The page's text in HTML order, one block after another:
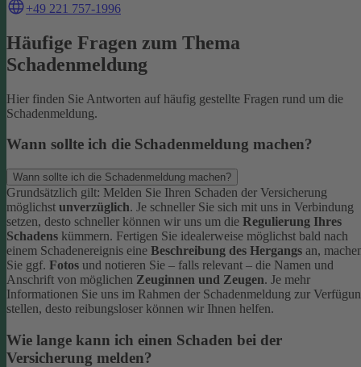
+49 221 757-1996
Häufige Fragen zum Thema
Schadenmeldung
Hier finden Sie Antworten auf häufig gestellte Fragen rund um die
Schadenmeldung.
Wann sollte ich die Schadenmeldung machen?
Wann sollte ich die Schadenmeldung machen?
Grundsätzlich gilt: Melden Sie Ihren Schaden der Versicherung
möglichst unverzüglich. Je schneller Sie sich mit uns in Verbindung
setzen, desto schneller können wir uns um die Regulierung Ihres
Schadens kümmern. Fertigen Sie idealerweise möglichst bald nach
einem Schadenereignis eine Beschreibung des Hergangs an,
Sie ggf. Fotos und notieren Sie – falls relevant – die Namen und
Anschrift von möglichen Zeuginnen und Zeugen. Je mehr
Informationen Sie uns im Rahmen der Schadenmeldung zur
stellen, desto reibungsloser können wir Ihnen helfen.
Wie lange kann ich einen Schaden bei der
Versicherung melden?